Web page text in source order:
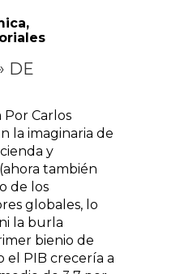
,
DE
Por Carlos
la imaginaria de
y
también
de los
globales, lo
la burla
bienio de
el PIB crecería a